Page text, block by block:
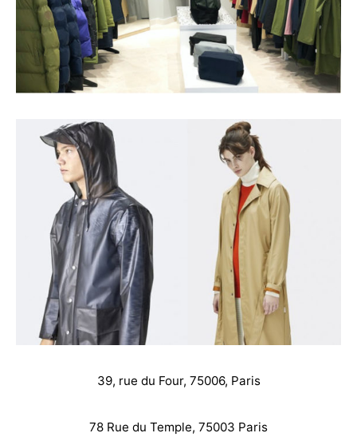
39, rue du Four, 75006, Paris
78 Rue du Temple, 75003 Paris